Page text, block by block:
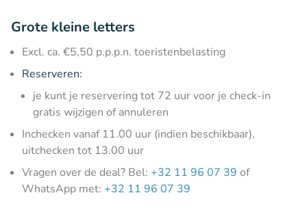
Grote kleine letters
Excl. ca. €5,50 p.p.p.n. toeristenbelasting
Reserveren:
je kunt je reservering tot 72 uur voor je check-in
gratis wijzigen of annuleren
Inchecken vanaf 11.00 uur (indien beschikbaar),
uitchecken tot 13.00 uur
Vragen over de deal? Bel: +32 11 96 07 39 of
WhatsApp met: +32 11 96 07 39